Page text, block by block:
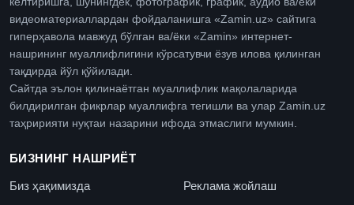
видеоматериаллардан фойдаланишга «Zamin.uz» сайтига
гиперҳавола мавжуд бўлган ва/ёки «Zamin» интернет-
нашрининг муаллифлигини кўрсатувчи ёзув илова қилинган
тақдирда йўл қўйилади.
Сайтда эълон қилинаётган муаллифлик мақолаларида
билдирилган фикрлар муаллифга тегишли ва улар Zamin.uz
таҳририяти нуқтаи назарини ифода этмаслиги мумкин.
БИЗНИНГ НАШРИЁТ
Биз ҳақимизда Реклама жойлаш